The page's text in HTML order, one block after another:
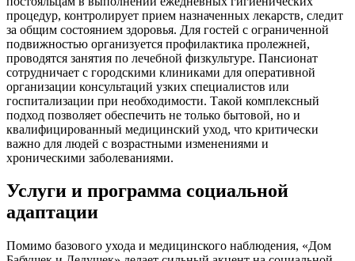
процедур, контролирует прием назначенных лекарств, следит
за общим состоянием здоровья. Для гостей с ограниченной
подвижностью организуется профилактика пролежней,
проводятся занятия по лечебной физкультуре. Пансионат
сотрудничает с городскими клиниками для оперативной
организации консультаций узких специалистов или
госпитализации при необходимости. Такой комплексный
подход позволяет обеспечить не только бытовой, но и
квалифицированный медицинский уход, что критически
важно для людей с возрастными изменениями и
хроническими заболеваниями.
Услуги и программа социальной
адаптации
Помимо базового ухода и медицинского наблюдения, «Дом